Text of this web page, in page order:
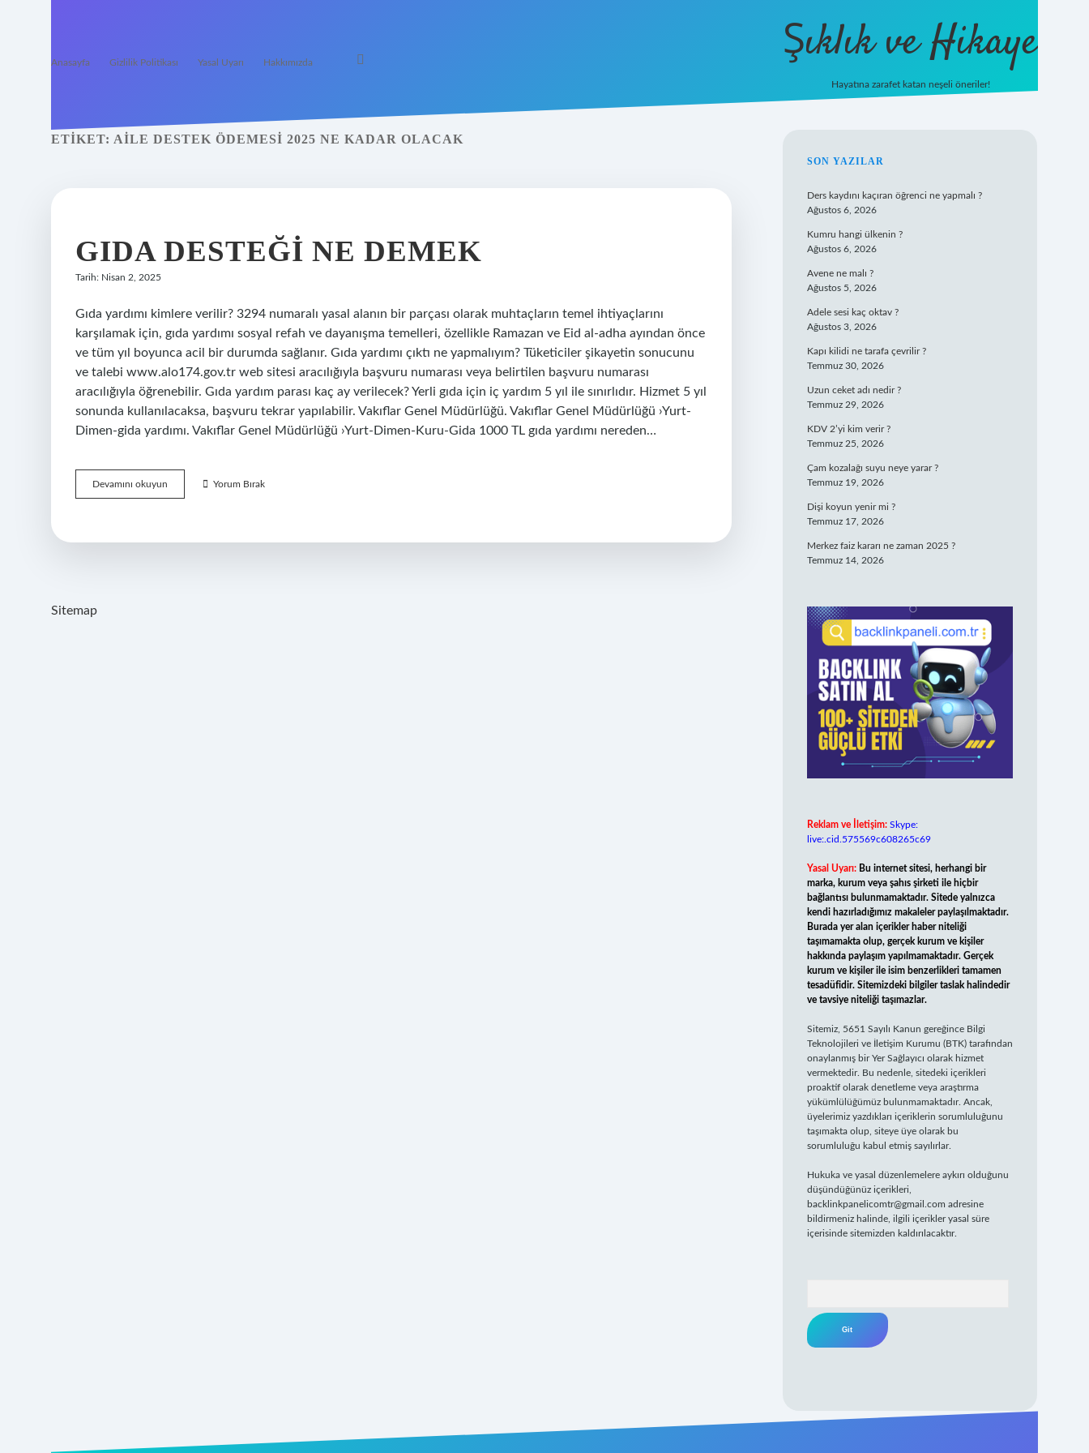
Anasayfa Gizlilik Politikası Yasal Uyarı Hakkımızda Şıklık ve Hikaye
Hayatına zarafet katan neşeli öneriler!
ETIKET: AILE DESTEK ÖDEMESI 2025 NE KADAR OLACAK
GIDA DESTEĞI NE DEMEK
Tarih: Nisan 2, 2025
Gıda yardımı kimlere verilir? 3294 numaralı yasal alanın bir parçası olarak muhtaçların temel ihtiyaçlarını
karşılamak için, gıda yardımı sosyal refah ve dayanışma temelleri, özellikle Ramazan ve Eid al-adha ayından önce
ve tüm yıl boyunca acil bir durumda sağlanır. Gıda yardımı çıktı ne yapmalıyım? Tüketiciler şikayetin sonucunu
ve talebi www.alo174.gov.tr ​​web sitesi aracılığıyla başvuru numarası veya belirtilen başvuru numarası
aracılığıyla öğrenebilir. Gıda yardım parası kaç ay verilecek? Yerli gıda için iç yardım 5 yıl ile sınırlıdır. Hizmet 5 yıl
sonunda kullanılacaksa, başvuru tekrar yapılabilir. Vakıflar Genel Müdürlüğü. Vakıflar Genel Müdürlüğü ›Yurt-
Dimen-gida yardımı. Vakıflar Genel Müdürlüğü ›Yurt-Dimen-Kuru-Gida 1000 TL gıda yardımı nereden…
Devamını okuyun
Desteği
Yorum Bırak
Sitemap
SIDEBAR
SON YAZILAR
Ders kaydını kaçıran öğrenci ne yapmalı ?
Ağustos 6, 2026
Kumru hangi ülkenin ?
Ağustos 6, 2026
Avene ne malı ?
Ağustos 5, 2026
Adele sesi kaç oktav ?
Ağustos 3, 2026
Kapı kilidi ne tarafa çevrilir ?
Temmuz 30, 2026
Uzun ceket adı nedir ?
Temmuz 29, 2026
KDV 2’yi kim verir ?
Temmuz 25, 2026
Çam kozalağı suyu neye yarar ?
Temmuz 19, 2026
Dişi koyun yenir mi ?
Temmuz 17, 2026
Merkez faiz kararı ne zaman 2025 ?
Temmuz 14, 2026
Reklam ve İletişim: Skype:
live:.cid.575569c608265c69
Yasal Uyarı: Bu internet sitesi, herhangi bir
marka, kurum veya şahıs şirketi ile hiçbir
bağlantısı bulunmamaktadır. Sitede yalnızca
kendi hazırladığımız makaleler paylaşılmaktadır.
Burada yer alan içerikler haber niteliği
taşımamakta olup, gerçek kurum ve kişiler
hakkında paylaşım yapılmamaktadır. Gerçek
kurum ve kişiler ile isim benzerlikleri tamamen
tesadüfidir. Sitemizdeki bilgiler taslak halindedir
ve tavsiye niteliği taşımazlar.
Sitemiz, 5651 Sayılı Kanun gereğince Bilgi
Teknolojileri ve İletişim Kurumu (BTK) tarafından
onaylanmış bir Yer Sağlayıcı olarak hizmet
vermektedir. Bu nedenle, sitedeki içerikleri
proaktif olarak denetleme veya araştırma
yükümlülüğümüz bulunmamaktadır. Ancak,
üyelerimiz yazdıkları içeriklerin sorumluluğunu
taşımakta olup, siteye üye olarak bu
sorumluluğu kabul etmiş sayılırlar.
Hukuka ve yasal düzenlemelere aykırı olduğunu
düşündüğünüz içerikleri,
backlinkpanelicomtr@gmail.com adresine
bildirmeniz halinde, ilgili içerikler yasal süre
içerisinde sitemizden kaldırılacaktır.